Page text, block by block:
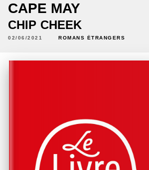
CAPE MAY
CHIP CHEEK
02/06/2021 ROMANS ÉTRANGERS